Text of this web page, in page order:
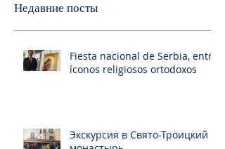
Недавние посты
Fiesta nacional de Serbia, entre
íconos religiosos ortodoxos
Экскурсия в Свято-Троицкий